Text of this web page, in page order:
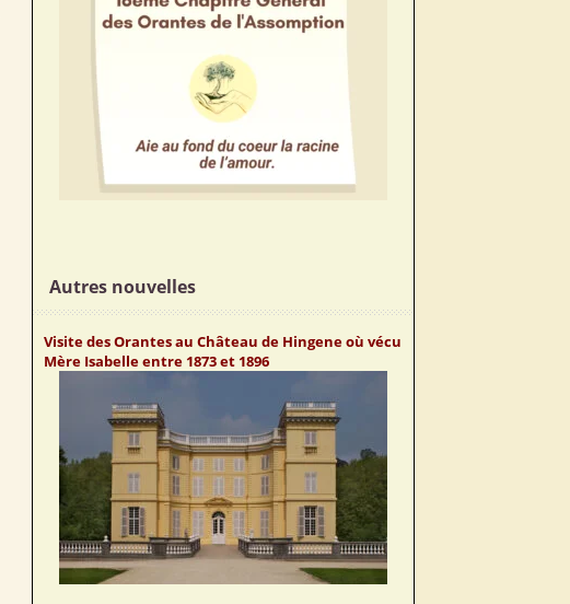
Autres nouvelles
Visite des Orantes au Château de Hingene où vécu
Mère Isabelle entre 1873 et 1896